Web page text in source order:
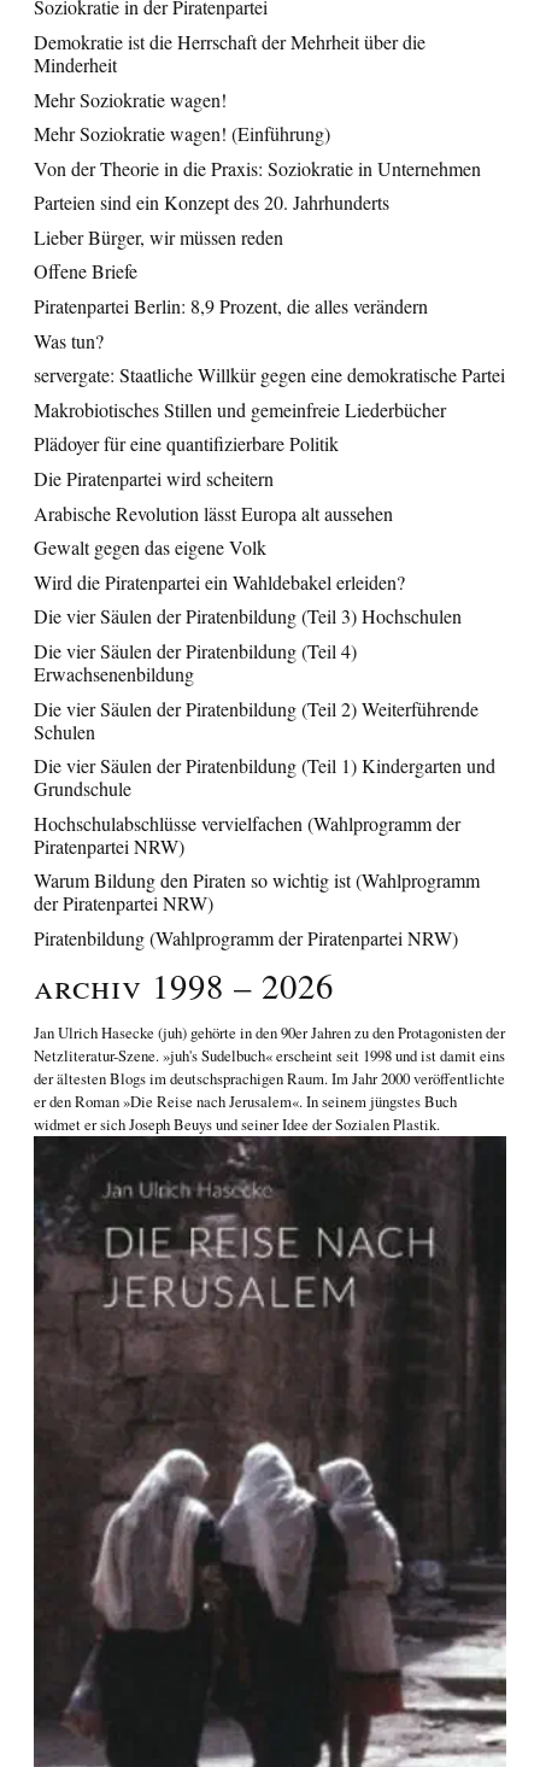
Soziokratie in der Piratenpartei
Demokratie ist die Herrschaft der Mehrheit über die
Minderheit
Mehr Soziokratie wagen!
Mehr Soziokratie wagen! (Einführung)
Von der Theorie in die Praxis: Soziokratie in Unternehmen
Parteien sind ein Konzept des 20. Jahrhunderts
Lieber Bürger, wir müssen reden
Offene Briefe
Piratenpartei Berlin: 8,9 Prozent, die alles verändern
Was tun?
servergate: Staatliche Willkür gegen eine demokratische Partei
Makrobiotisches Stillen und gemeinfreie Liederbücher
Plädoyer für eine quantifizierbare Politik
Die Piratenpartei wird scheitern
Arabische Revolution lässt Europa alt aussehen
Gewalt gegen das eigene Volk
Wird die Piratenpartei ein Wahldebakel erleiden?
Die vier Säulen der Piratenbildung (Teil 3) Hochschulen
Die vier Säulen der Piratenbildung (Teil 4)
Erwachsenenbildung
Die vier Säulen der Piratenbildung (Teil 2) Weiterführende
Schulen
Die vier Säulen der Piratenbildung (Teil 1) Kindergarten und
Grundschule
Hochschulabschlüsse vervielfachen (Wahlprogramm der
Piratenpartei NRW)
Warum Bildung den Piraten so wichtig ist (Wahlprogramm
der Piratenpartei NRW)
Piratenbildung (Wahlprogramm der Piratenpartei NRW)
Archiv 1998 – 2026
Jan Ulrich Hasecke (juh) gehörte in den 90er Jahren zu den Protagonisten der
Netzliteratur-Szene. »juh's Sudelbuch« erscheint seit 1998 und ist damit eins
der ältesten Blogs im deutschsprachigen Raum. Im Jahr 2000 veröffentlichte
er den Roman»Die Reise nach Jerusalem«. In seinem jüngstes Buch
widmet er sichJoseph Beuys und seiner Idee der Sozialen Plastik.